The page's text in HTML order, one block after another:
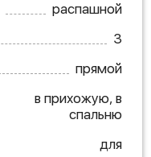
распашной
3
прямой
в прихожую, в
спальню
для